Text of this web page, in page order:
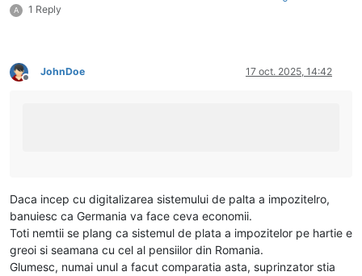
A 1 Reply
Deconectat
JohnDoe 17 oct. 2025, 14:42
Daca incep cu digitalizarea sistemului de palta a impozitelro,
banuiesc ca Germania va face ceva economii.
Toti nemtii se plang ca sistemul de plata a impozitelor pe hartie e
greoi si seamana cu cel al pensiilor din Romania.
Glumesc, numai unul a facut comparatia asta, suprinzator stia